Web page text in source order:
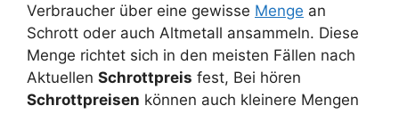
Verbraucher über eine gewisse Menge an
Schrott oder auch Altmetall ansammeln. Diese
Menge richtet sich in den meisten Fällen nach
Aktuellen Schrottpreis fest, Bei hören
Schrottpreisen können auch kleinere Mengen